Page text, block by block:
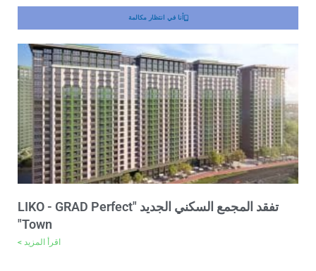
أنا في انتظار مكالمة
تفقد المجمع السكني الجديد "LIKO - GRAD Perfect
Town"
اقرأ المزيد >